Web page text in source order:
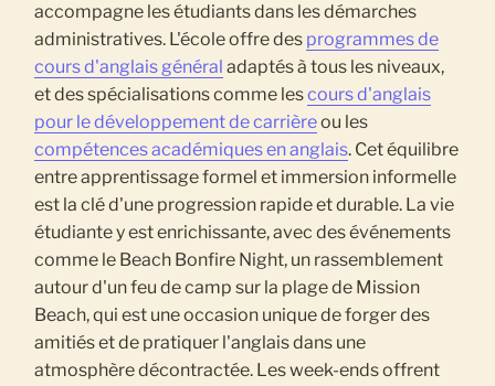
accompagne les étudiants dans les démarches
administratives. L'école offre des programmes de
cours d'anglais général adaptés à tous les niveaux,
et des spécialisations comme lescours d'anglais
pour le développement de carrièreou les
compétences académiques en anglais. Cet équilibre
entre apprentissage formel et immersion informelle
est la clé d'une progression rapide et durable. La vie
étudiante y est enrichissante, avec des événements
comme le Beach Bonfire Night, un rassemblement
autour d'un feu de camp sur la plage de Mission
Beach, qui est une occasion unique de forger des
amitiés et de pratiquer l'anglais dans une
atmosphère décontractée. Les week-ends offrent